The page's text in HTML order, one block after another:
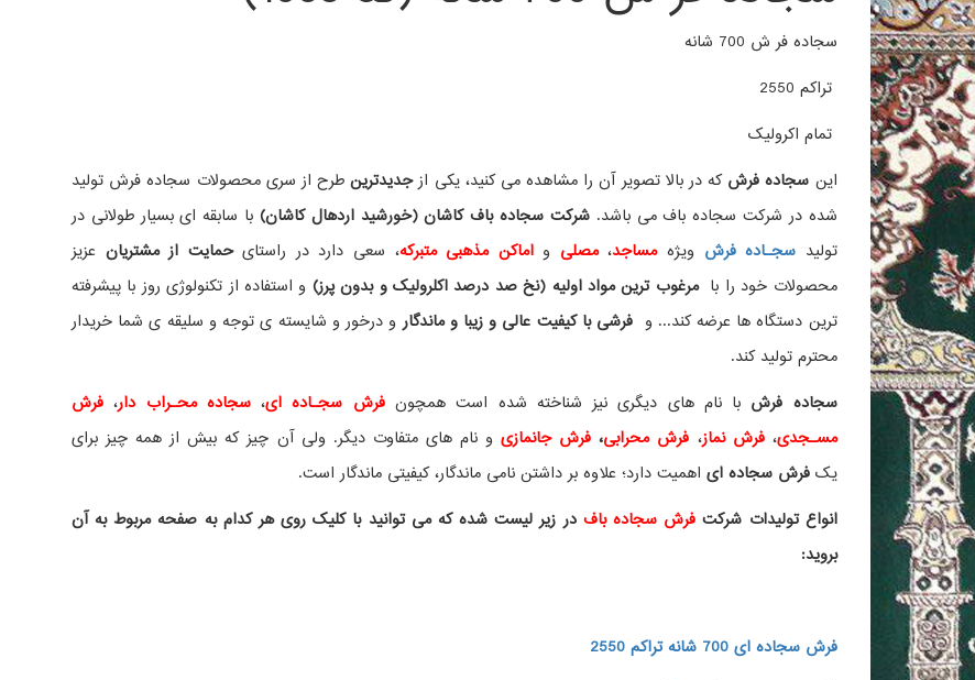
سجاده فر ش 700 شانه
تراکم 2550
تمام اکرولیک
این سجاده فرشکه در بالا تصویر آن را مشاهده می کنید، یکی ازجدیدترینطرح از سری محصولات سجاده فرش تولید
شده در شرکت سجاده باف می باشد.شرکت سجاده باف کاشان (خورشید اردهال کاشان) با سابقه ای بسیار طولانی در
تولید سجـاده فرش ویژهمساجد،مصلی واماکن مذهبی متبرکه، سعی دارد در راستایحمایت از مشتریان عزیز
محصولات خود را بامرغوب ترین مواد اولیه (نخ صد درصد اکلرولیک و بدون پرز) و استفاده از تکنولوژی روز با پیشرفته
ترین دستگاه ها عرضه کند... و فرشی با کیفیت عالی و زیبا و ماندگارو درخور و شایسته ی توجه و سلیقه ی شما خریدار
محترم تولید کند.
سجاده فرش با نام های دیگری نیز شناخته شده است همچونفرش سجـاده ای، سجاده محـراب دار، فرش
مسـجدی،فرش نماز، فرش محرابی، فرش جانمازیو نام های متفاوت دیگر. ولی آن چیز که بیش از همه چیز برای
یکفرش سجاده ای اهمیت دارد؛ علاوه بر داشتن نامی ماندگار، کیفیتی ماندگار است.
انواع تولیدات شرکت فرش سجاده باف در زیر لیست شده که می توانید با کلیک روی هر کدام به صفحه مربوط به آن
بروید:
فرش سجاده ای 700 شانه تراکم 2550